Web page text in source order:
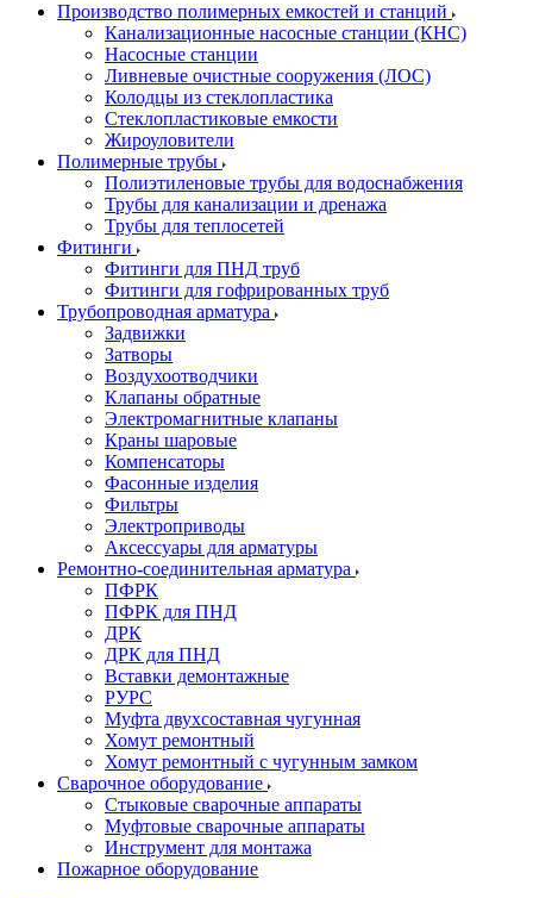
Производство полимерных емкостей и станций
Канализационные насосные станции (КНС)
Насосные станции
Ливневые очистные сооружения (ЛОС)
Колодцы из стеклопластика
Стеклопластиковые емкости
Жироуловители
Полимерные трубы
Полиэтиленовые трубы для водоснабжения
Трубы для канализации и дренажа
Трубы для теплосетей
Фитинги
Фитинги для ПНД труб
Фитинги для гофрированных труб
Трубопроводная арматура
Задвижки
Затворы
Воздухоотводчики
Клапаны обратные
Электромагнитные клапаны
Краны шаровые
Компенсаторы
Фасонные изделия
Фильтры
Электроприводы
Аксессуары для арматуры
Ремонтно-соединительная арматура
ПФРК
ПФРК для ПНД
ДРК
ДРК для ПНД
Вставки демонтажные
РУРС
Муфта двухсоставная чугунная
Хомут ремонтный
Хомут ремонтный с чугунным замком
Сварочное оборудование
Стыковые сварочные аппараты
Муфтовые сварочные аппараты
Инструмент для монтажа
Пожарное оборудование